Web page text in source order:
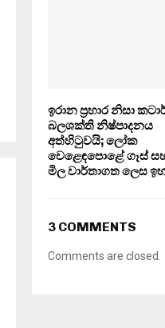
ඉරාන ප්‍රහාර නිසා
බලශක්ති නිෂ්පාදනය
අත්හිටුවයි; ලෝක
වෙළෙඳපොළේ ගෑස්
මිල වාර්තාගත ලෙස
3 COMMENTS
Comments are closed.